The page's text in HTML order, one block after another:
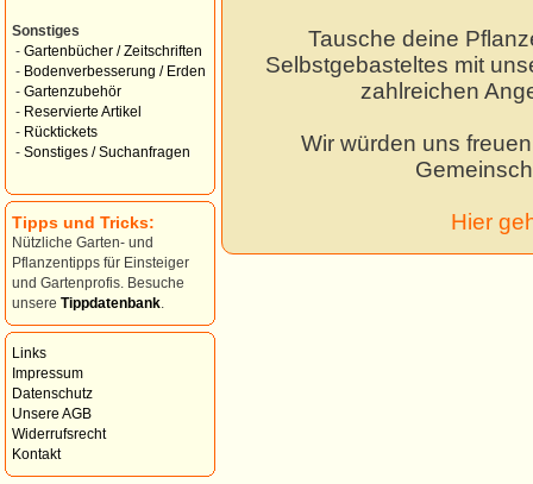
Sonstiges
- Gartenbücher / Zeitschriften
- Bodenverbesserung / Erden
- Gartenzubehör
- Reservierte Artikel
- Rücktickets
- Sonstiges / Suchanfragen
Tipps und Tricks:
Nützliche Garten- und
Pflanzentipps für Einsteiger
und Gartenprofis. Besuche
unsere Tippdatenbank
Links
Impressum
Datenschutz
Unsere AGB
Widerrufsrecht
Kontakt
Tausche deine
Selbstgebasteltes mit
zahlreichen
Wir würden uns
Hier